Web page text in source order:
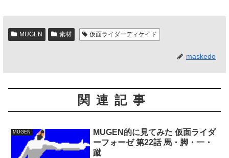
MUGEN 素材 仮面ライダーディケイド
maskedo
関連記事
MUGEN
MUGEN的に見てみた 仮面ライダ
ーフォーゼ 第22話 馬・脚・一・
蹴